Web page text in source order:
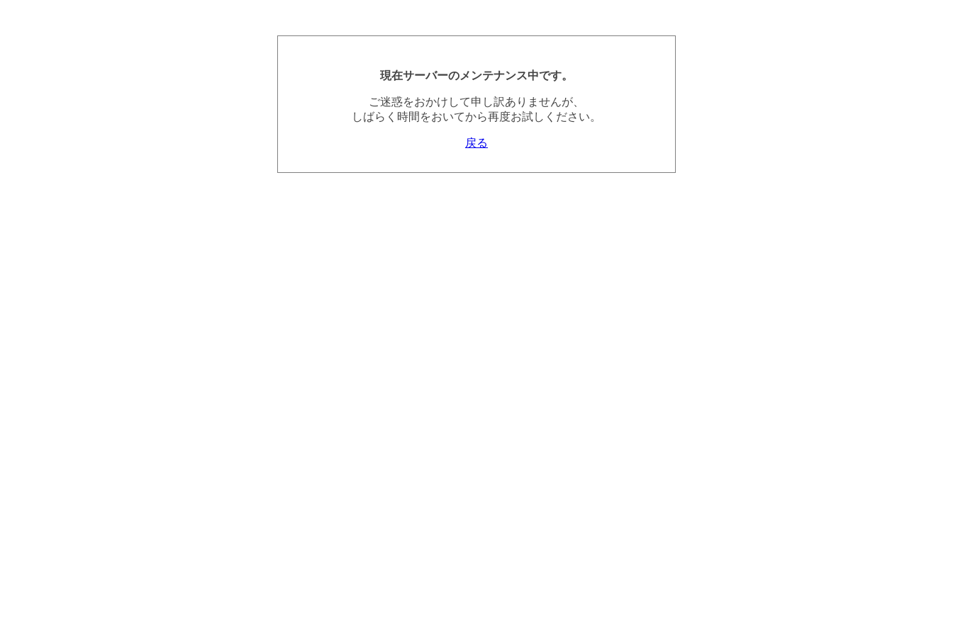
現在サーバーのメンテナンス中です。
ご迷惑をおかけして申し訳ありませんが、
しばらく時間をおいてから再度お試しください。
戻る